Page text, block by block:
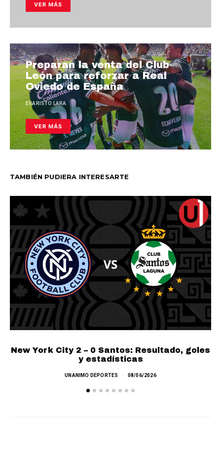
VER MÁS
Preparan la venta del Club
León para reforzar a Real
Oviedo de España
EVARISTO LARA
VER MÁS
TAMBIÉN PUDIERA INTERESARTE
New York City 2 – 0 Santos: Resultado, goles
y estadísticas
UNANIMO DEPORTES 08/06/2026